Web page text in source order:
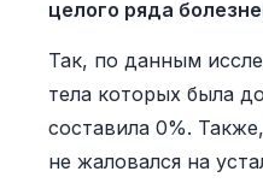
целого ряда
Так, по данным
тела которых была
составила 0%.
не жаловался на